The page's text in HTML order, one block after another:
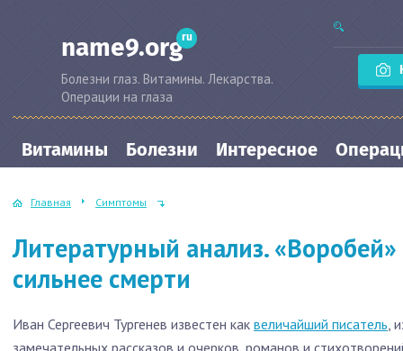
name9.orgru
Болезни глаз. Витамины. Лекарства.
Операции на глаза
Витамины Болезни Интересное
Главная Симптомы
Литературный анализ.
сильнее смерти
Иван Сергеевич Тургенев известен как величайший писатель,
замечательных рассказов и очерков, романов и